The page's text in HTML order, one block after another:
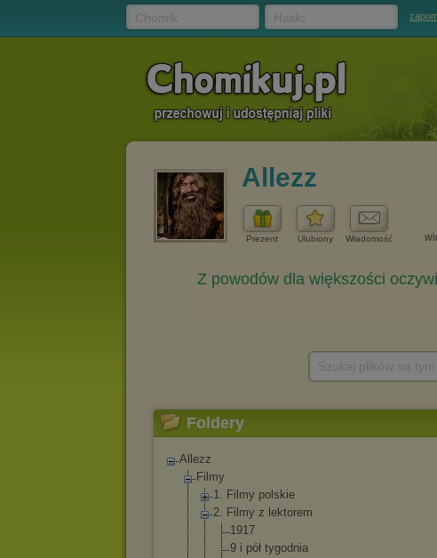
Allezz
Prezent Ulubiony Wiadomość
Foldery
Allezz
Filmy
1. Filmy polskie
2. Filmy z lektorem
1917
9 i pół tygodnia